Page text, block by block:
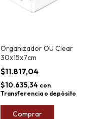
Organizador OU Clear
30x15x7cm
$11.817,04
$10.635,34 con
Transferencia o depósito
Comprar